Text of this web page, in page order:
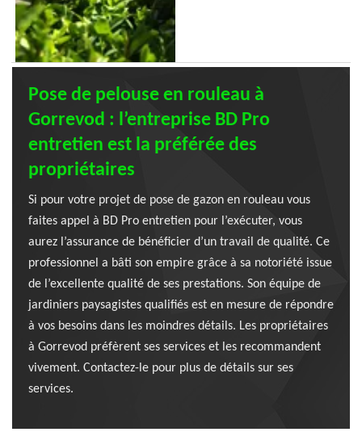
Pose de pelouse en rouleau à
Gorrevod : l’entreprise BD Pro
entretien est la préférée des
propriétaires
Si pour votre projet de pose de gazon en rouleau vous
faites appel à BD Pro entretien pour l’exécuter, vous
aurez l’assurance de bénéficier d’un travail de qualité. Ce
professionnel a bâti son empire grâce à sa notoriété issue
de l’excellente qualité de ses prestations. Son équipe de
jardiniers paysagistes qualifiés est en mesure de répondre
à vos besoins dans les moindres détails. Les propriétaires
à Gorrevod préfèrent ses services et les recommandent
vivement. Contactez-le pour plus de détails sur ses
services.